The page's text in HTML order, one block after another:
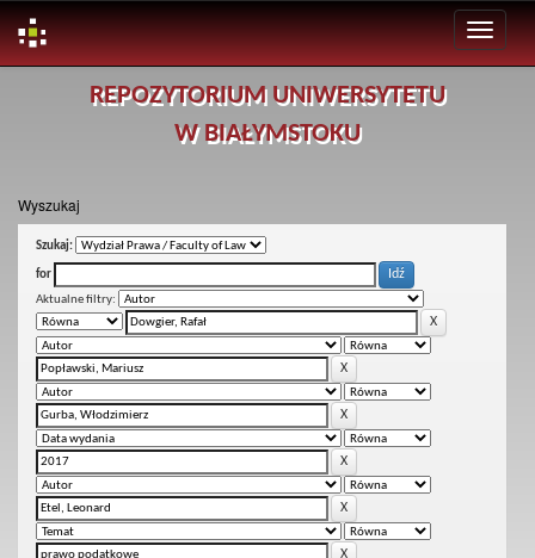
REPOZYTORIUM UNIWERSYTETU
W BIAŁYMSTOKU
Wyszukaj
Szukaj:
for
Aktualne filtry: